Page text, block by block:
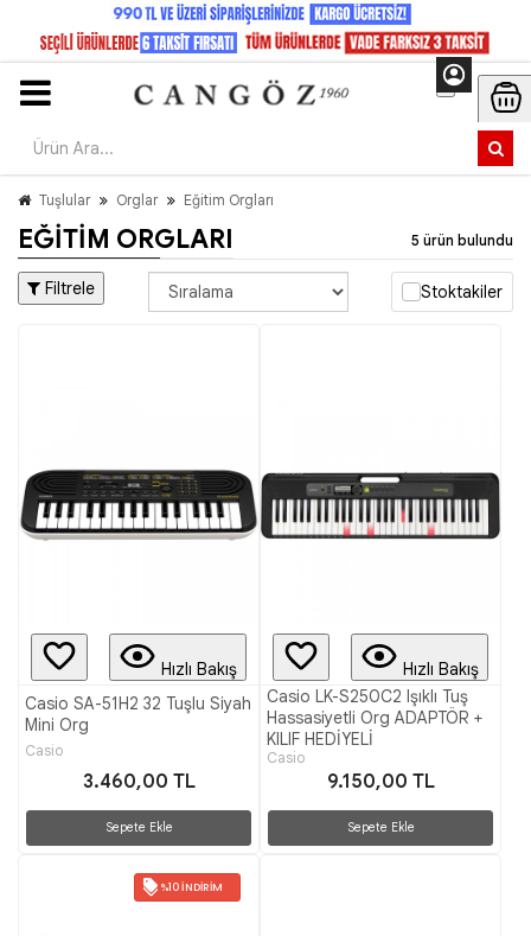
Tuşlular Orglar Eğitim Orgları
EĞITIM ORGLARI 5 ürün bulundu
Filtrele Stoktakiler
Hızlı Bakış
Casio SA-51H2 32 Tuşlu Siyah
Mini Org
Casio
3.460,00 TL
Sepete Ekle
Hızlı Bakış
Casio LK-S250C2 Işıklı Tuş
Hassasiyetli Org ADAPTÖR +
KILIF HEDİYELİ
Casio
9.150,00 TL
Sepete Ekle
%10 İNDIRIM